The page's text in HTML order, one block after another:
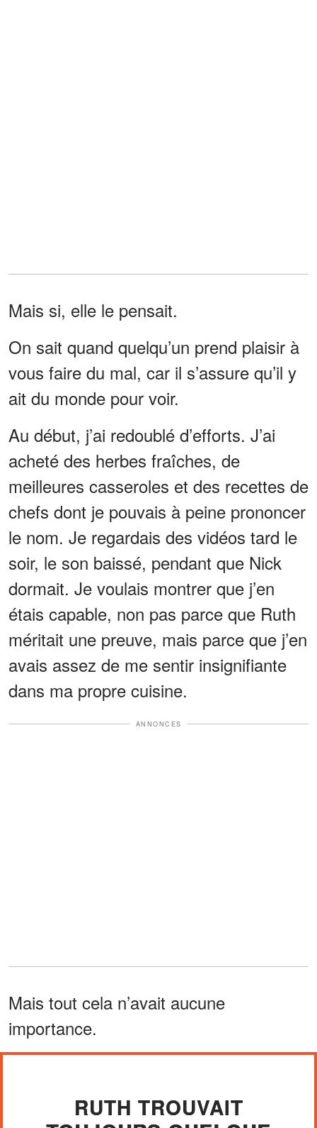
Mais si, elle le pensait.
On sait quand quelqu’un prend plaisir à
vous faire du mal, car il s’assure qu’il y
ait du monde pour voir.
Au début, j’ai redoublé d’efforts. J’ai
acheté des herbes fraîches, de
meilleures casseroles et des recettes de
chefs dont je pouvais à peine prononcer
le nom. Je regardais des vidéos tard le
soir, le son baissé, pendant que Nick
dormait. Je voulais montrer que j’en
étais capable, non pas parce que Ruth
méritait une preuve, mais parce que j’en
avais assez de me sentir insignifiante
dans ma propre cuisine.
ANNONCES
Mais tout cela n’avait aucune
importance.
RUTH TROUVAIT